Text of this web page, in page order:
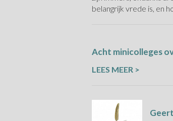
belangrijk vrede is, en
Acht minicolleges
LEES MEER >